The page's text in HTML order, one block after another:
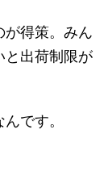
が得策。みん
と出荷制限が
です。